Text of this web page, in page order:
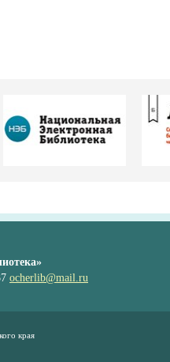
ocherlib@mail.ru
края